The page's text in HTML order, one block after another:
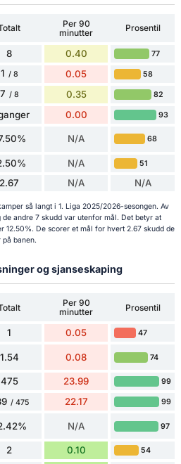
Per 90
minutter
Prosentil
8 0.40 77
1 / 8 0.05 58
7 / 8 0.35 82
0.00 93
N/A 68
N/A 51
2.67 N/A N/A
så langt i 1. Liga 2025/2026-sesongen. Av
andre 7 skudd var utenfor mål. Det betyr at
12.50%. De scorer et mål for hvert 2.67 skudd de
banen.
og sjanseskaping
Per 90
minutter
Prosentil
1 0.05 47
1.54 0.08 74
475 23.99 99
/ 475 22.17 99
N/A 97
2 0.10 54